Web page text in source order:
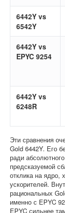
6442Y vs
6542Y
6442Y vs
EPYC 9254
6442Y vs
6248R
Эти сравнения
Gold 6442Y. Его
ради
предсказуемой
отклика на ядро,
ускорителей.
рациональных
именно с EPYC
EPYC сильнее